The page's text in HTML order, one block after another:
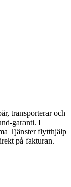
transporterar och
garanti. I
Tjänster flytthjälp
på fakturan.